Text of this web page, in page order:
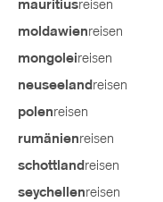
mauritiusreisen
moldawienreisen
mongoleireisen
neuseeland reisen
polenreisen
rumänienreisen
schottland reisen
seychellenreisen